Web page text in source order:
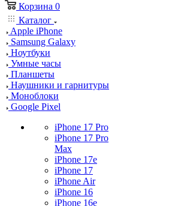
Корзина 0
Каталог
Apple iPhone
Samsung Galaxy
Ноутбуки
Умные часы
Планшеты
Наушники и гарнитуры
Моноблоки
Google Pixel
iPhone 17 Pro
iPhone 17 Pro
Max
iPhone 17e
iPhone 17
iPhone Air
iPhone 16
iPhone 16e